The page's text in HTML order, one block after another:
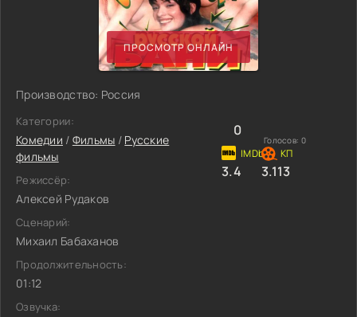
ПРОСМОТР ОНЛАЙН
Производство: Россия
Категории:
Комедии / Фильмы / Русские
фильмы
Режиссёр:
Алексей Рудаков
Сценарий:
Михаил Бабаханов
Продолжительность:
01:12
Озвучка:
0
Голосов: 0
3.4 3.113